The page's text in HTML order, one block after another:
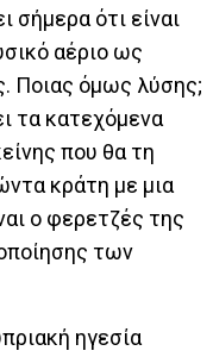
σήμερα ότι είναι
αέριο ως
Ποιας όμως λύσης;
τα κατεχόμενα
που θα τη
κράτη με μια
ο φερετζές της
των
ηγεσία